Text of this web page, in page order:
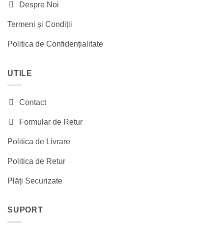
Despre Noi
Termeni și Condiții
Politica de Confidențialitate
UTILE
Contact
Formular de Retur
Politica de Livrare
Politica de Retur
Plăți Securizate
SUPORT